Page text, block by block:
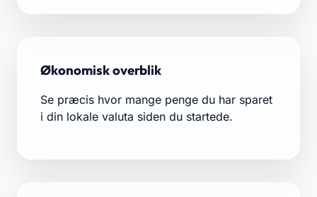
Økonomisk overblik
Se præcis hvor mange penge du har sparet
i din lokale valuta siden du startede.